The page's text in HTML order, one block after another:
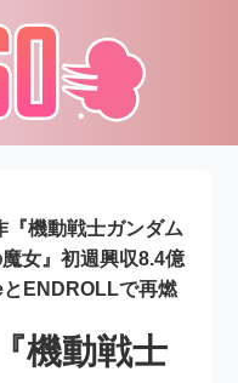
『機動戦士ガンダム
女』初週興収8.4億
とENDROLLで再燃
機動戦士